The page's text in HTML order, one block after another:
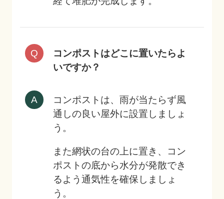
コンポストはどこに置いたらよ
いですか？
コンポストは、雨が当たらず風
通しの良い屋外に設置しましょ
う。
また網状の台の上に置き、コン
ポストの底から水分が発散でき
るよう通気性を確保しましょ
う。